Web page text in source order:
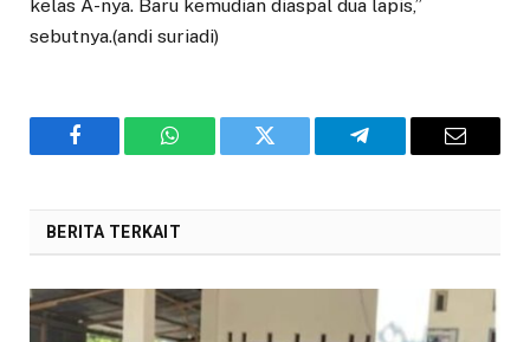
kelas A-nya. Baru kemudian diaspal dua lapis,”
sebutnya.(andi suriadi)
Facebook WhatsAppTwitter Telegram Email
BERITA TERKAIT